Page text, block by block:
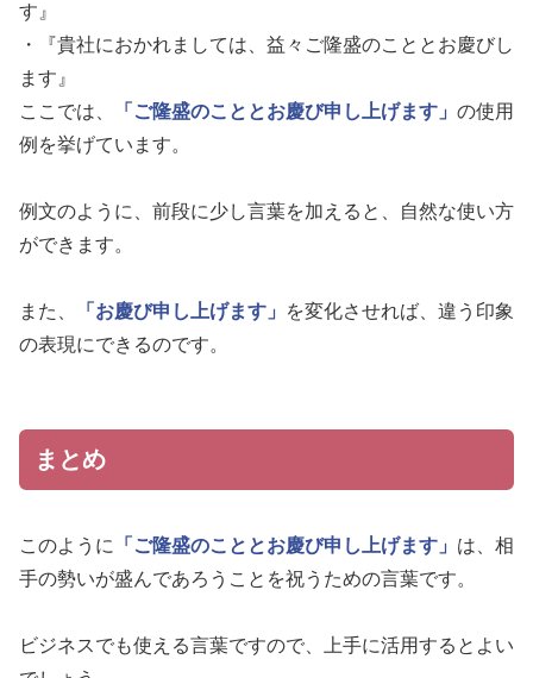
す』
・『貴社におかれましては、益々ご隆盛のこととお慶びし
ます』
ここでは、
「ご隆盛のこととお慶び申し上げます」 の使用
例を挙げています。
例文のように、前段に少し言葉を加えると、自然な使い方
ができます。
また、 「お慶び申し上げます」
を変化させれば、違う印象
の表現にできるのです。
まとめ
このように 「ご隆盛のこととお慶び申し上げます」 は、相
手の勢いが盛んであろうことを祝うための言葉です。
ビジネスでも使える言葉ですので、上手に活用するとよい